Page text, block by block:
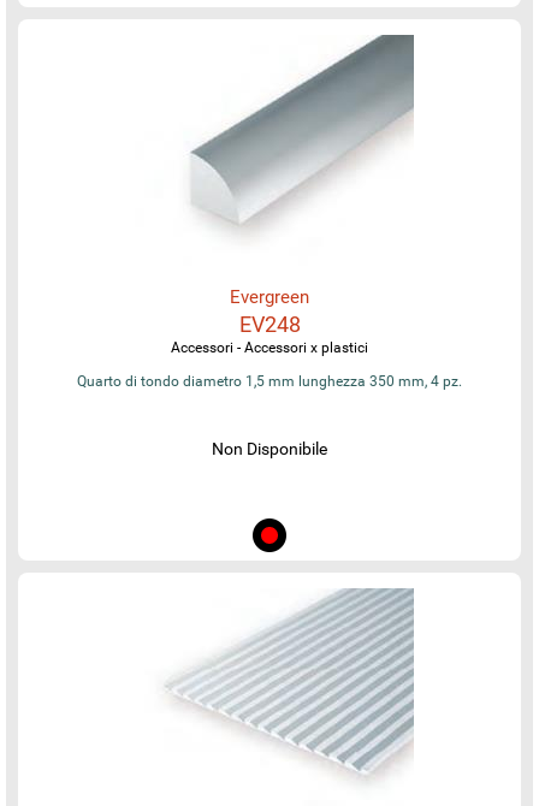
Evergreen
EV248
Accessori - Accessori x plastici
Quarto di tondo diametro 1,5 mm lunghezza 350 mm, 4 pz.
Non Disponibile